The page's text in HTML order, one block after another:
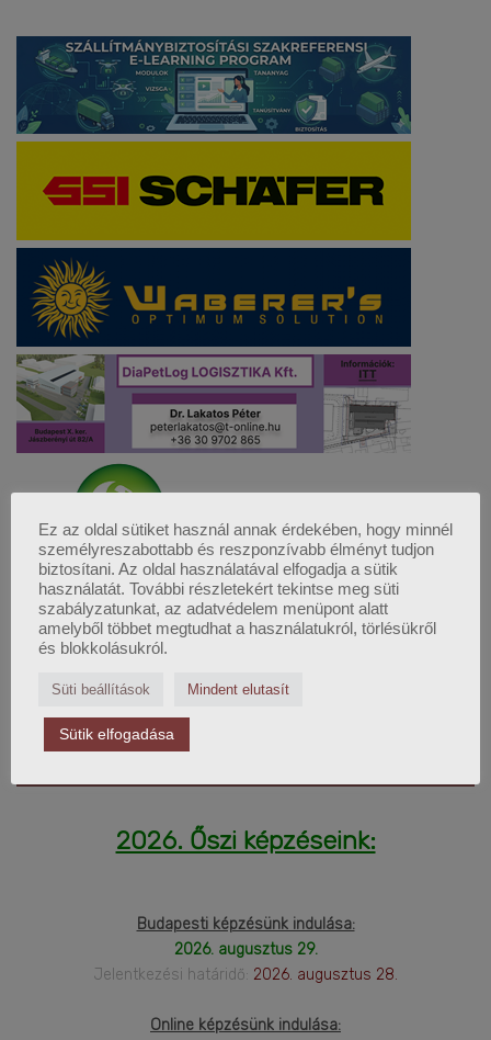
FELSŐFOKÚ LOGISZTIKAI
MENEDZSER KÉPZÉS
2026. Őszi képzéseink:
Budapesti képzésünk indulása:
2026. augusztus 29.
Jelentkezési határidő: 2026. augusztus 28.
Online képzésünk indulása:
Ez az oldal sütiket használ annak érdekében, hogy minnél
személyreszabottabb és reszponzívabb élményt tudjon
biztosítani. Az oldal használatával elfogadja a sütik
használatát. További részletekért tekintse meg süti
szabályzatunkat, az adatvédelem menüpont alatt
amelyből többet megtudhat a használatukról, törlésükről
és blokkolásukról.
Süti beállítások Mindent elutasít
Sütik elfogadása